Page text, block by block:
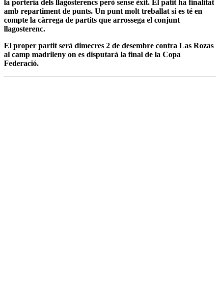
la porteria dels llagosterencs però sense èxit. El patit ha finalitat
amb repartiment de punts. Un punt molt treballat si es té en
compte la càrrega de partits que arrossega el conjunt
llagosterenc.
El proper partit serà dimecres 2 de desembre contra Las Rozas
al camp madrileny on es disputarà la final de la Copa
Federació.